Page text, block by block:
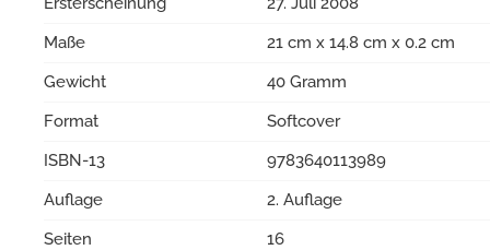
Maße
21 cm x 14.8 cm x 0.2 cm
Gewicht
40 Gramm
Format
Softcover
ISBN-13
9783640113989
Auflage
2. Auflage
Seiten
16